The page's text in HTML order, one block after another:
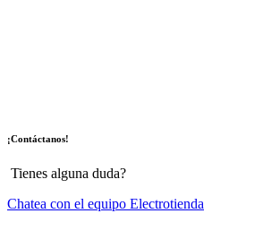
¡Contáctanos!
Tienes alguna duda?
Chatea con el equipo Electrotienda